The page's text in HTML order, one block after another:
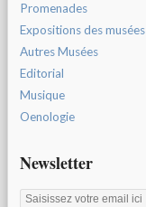
Promenades
Expositions des musées
Autres Musées
Editorial
Musique
Oenologie
Newsletter